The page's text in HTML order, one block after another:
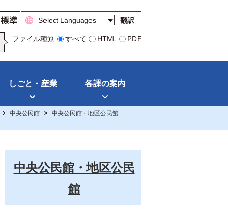
翻訳
ファイル種別 すべて HTML PDF
しごと・産業 各課の案内
中央公民館
中央公民館・地区公民館
中央公民館・地区公民
館